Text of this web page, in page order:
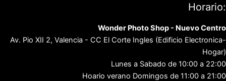
Horario:
Wonder Photo Shop - Nuevo Centro
Av. Pio XII 2, Valencia - CC El Corte Ingles (Edificio Electronica-
Hogar)
Lunes a Sabado de 10:00 a 22:00
Hoario verano Domingos de 11:00 a 21:00